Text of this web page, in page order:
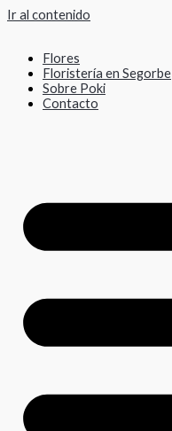
Ir al contenido
Flores
Floristería en Segorbe
Sobre Poki
Contacto